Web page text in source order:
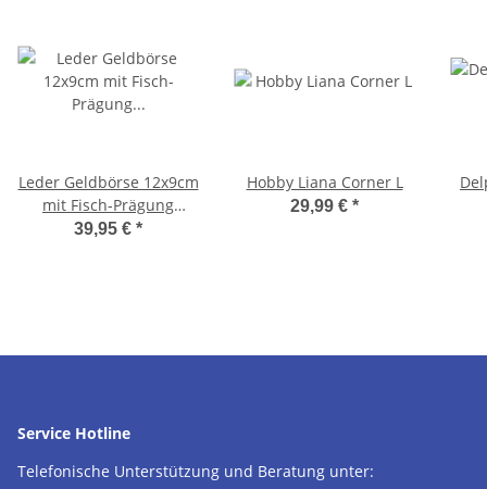
Leder Geldbörse 12x9cm
mit Fisch-Prägung
"Vintage" antikbraun
39,95 € *
Hobby Liana Corner L
29,99 € *
Service Hotline
Telefonische Unterstützung und Beratung unter: